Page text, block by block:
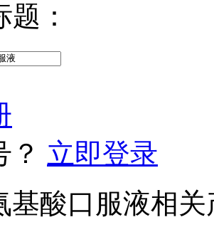
：
？ 立即登录
基酸口服液相